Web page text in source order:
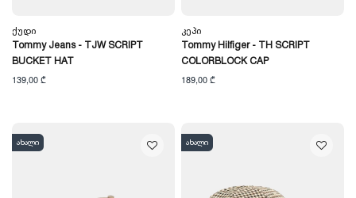
Ქუდი
Tommy Jeans - TJW SCRIPT
BUCKET HAT
139,00 ₾
Კეპი
Tommy Hilfiger - TH SCRIPT
COLORBLOCK CAP
189,00 ₾
ახალი ახალი